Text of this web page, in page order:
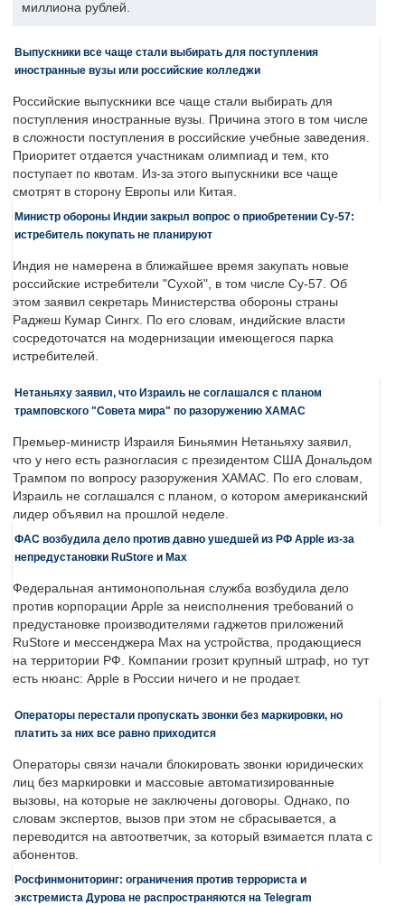
миллиона рублей.
Выпускники все чаще стали выбирать для поступления
иностранные вузы или российские колледжи
Российские выпускники все чаще стали выбирать для
поступления иностранные вузы. Причина этого в том числе
в сложности поступления в российские учебные заведения.
Приоритет отдается участникам олимпиад и тем, кто
поступает по квотам. Из-за этого выпускники все чаще
смотрят в сторону Европы или Китая.
Министр обороны Индии закрыл вопрос о приобретении Су-57:
истребитель покупать не планируют
Индия не намерена в ближайшее время закупать новые
российские истребители "Сухой", в том числе Су-57. Об
этом заявил секретарь Министерства обороны страны
Раджеш Кумар Сингх. По его словам, индийские власти
сосредоточатся на модернизации имеющегося парка
истребителей.
Нетаньяху заявил, что Израиль не соглашался с планом
трамповского "Совета мира" по разоружению ХАМАС
Премьер-министр Израиля Биньямин Нетаньяху заявил,
что у него есть разногласия с президентом США Дональдом
Трампом по вопросу разоружения ХАМАС. По его словам,
Израиль не соглашался с планом, о котором американский
лидер объявил на прошлой неделе.
ФАС возбудила дело против давно ушедшей из РФ Apple из-за
непредустановки RuStore и Max
Федеральная антимонопольная служба возбудила дело
против корпорации Apple за неисполнения требований о
предустановке производителями гаджетов приложений
RuStore и мессенджера Max на устройства, продающиеся
на территории РФ. Компании грозит крупный штраф, но тут
есть нюанс: Apple в России ничего и не продает.
Операторы перестали пропускать звонки без маркировки, но
платить за них все равно приходится
Операторы связи начали блокировать звонки юридических
лиц без маркировки и массовые автоматизированные
вызовы, на которые не заключены договоры. Однако, по
словам экспертов, вызов при этом не сбрасывается, а
переводится на автоответчик, за который взимается плата с
абонентов.
Росфинмониторинг: ограничения против террориста и
экстремиста Дурова не распространяются на Telegram